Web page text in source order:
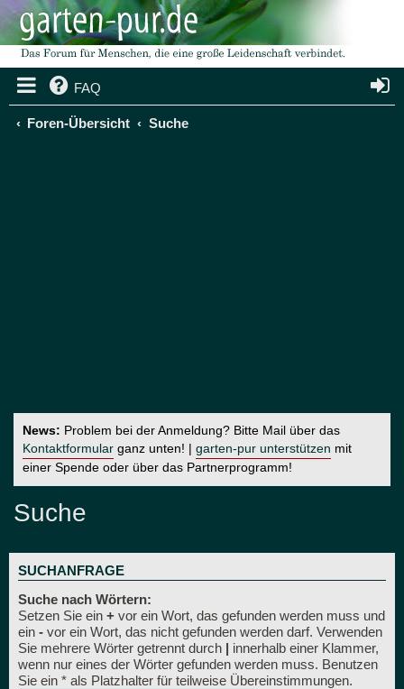
FAQ
Foren-Übersicht Suche
News: Problem bei der Anmeldung? Bitte Mail über das
Kontaktformular ganz unten! | garten-pur unterstützen mit
einer Spende oder über das Partnerprogramm!
Suche
SUCHANFRAGE
Suche nach Wörtern:
Setzen Sie ein + vor ein Wort, das gefunden werden muss und
ein - vor ein Wort, das nicht gefunden werden darf. Verwenden
Sie mehrere Wörter getrennt durch | innerhalb einer Klammer,
wenn nur eines der Wörter gefunden werden muss. Benutzen
Sie ein * als Platzhalter für teilweise Übereinstimmungen.